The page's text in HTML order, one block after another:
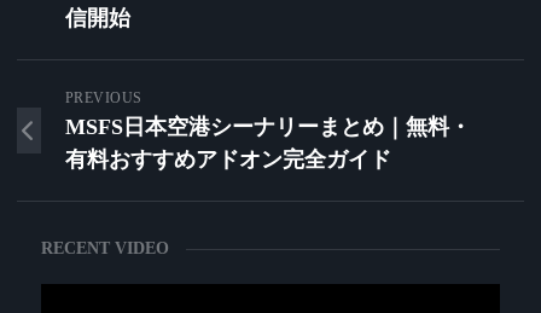
信開始
PREVIOUS
MSFS日本空港シーナリーまとめ｜無料・
有料おすすめアドオン完全ガイド
RECENT VIDEO